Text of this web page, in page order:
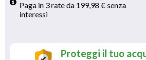
Paga in 3 rate da 199,98 € senza
interessi
Proteggi il tuo